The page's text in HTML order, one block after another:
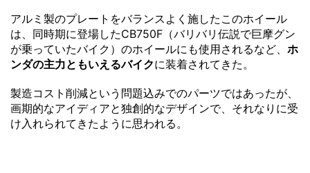
アルミ製のプレートをバランスよく施したこのホイール
は、同時期に登場したCB750F（バリバリ伝説で巨摩グン
が乗っていたバイク）のホイールにも使用されるなど、 ホ
ンダの主力ともいえるバイクに装着されてきた。
製造コスト削減という問題込みでのパーツではあったが、
画期的なアイディアと独創的なデザインで、それなりに受
け入れられてきたように思われる。